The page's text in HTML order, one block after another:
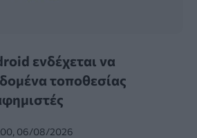
ενδέχεται να
τοποθεσίας
06/08/2026